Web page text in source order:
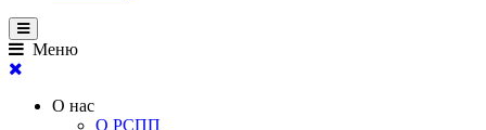
Меню
О нас
О РСПП